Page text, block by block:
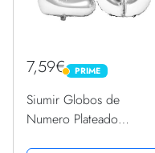
7,59€ PRIME
PRIME
Siumir Globos de
Numero Plateado